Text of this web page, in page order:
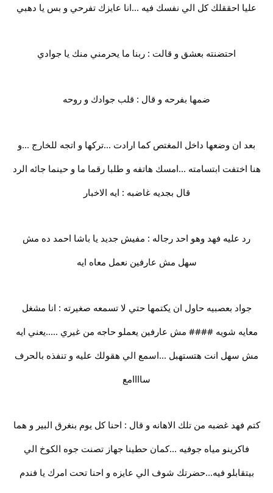
عليا احققلك كل الي نفسك فيه ...انا عايزك تفرحي و بس يا دهبي
احتضنته بعشق و قالت : ربنا ما يحرمني منك يا جوادي
ضمها بفرحه و قال : قلب جوادك و روحه
بعد ان وضعها داخل المغتص كما ارادت ...تركها و اتجه للخارج ...و
هنا اختفت ابتسامته ...امسك هاتفه و طلبا رقما ما و حينما جائه الرد
قال بجديه غاضبه : ايه الاخبار
رد عليه فهد وهو احد رجاله : مفيش جديد يا باشا احمد ده مش
سهل مش عارفين نعمل معاه ايه
جواد بعصبيه حاول ان يكتمها حتي لا تسمعه صغيرته : انا مشغل
معايه شويه #### مش عارفين يعملو حاجه من غيري .....يعني ايه
مش سهل انت هتستهبل ...اسمع الي هقولك عليه و تنفذه بالحرف
ساااامع
كتم فهد غضبه من تلك الاهانه و قال : احنا كل يوم بنغرق البير و هما
فاكرينو مياه جوفيه ...كمان حطينا جهاز تصنت جوه الكوخ الي
بيتقابلو فيه...حضرتك شوف الي عايزه و احنا تحت امرك يا فندم